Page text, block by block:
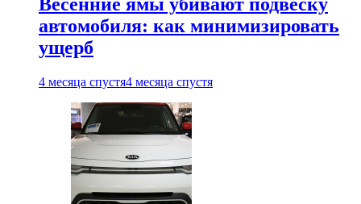
автомобиля: как минимизировать
ущерб
4 месяца спустя4 месяца спустя